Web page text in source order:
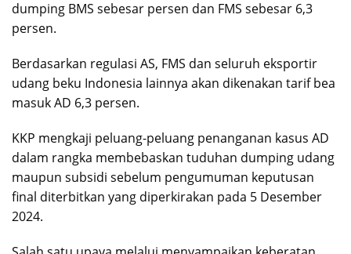
dumping BMS sebesar persen dan FMS sebesar 6,3
persen.
Berdasarkan regulasi AS, FMS dan seluruh eksportir
udang beku Indonesia lainnya akan dikenakan tarif bea
masuk AD 6,3 persen.
KKP mengkaji peluang-peluang penanganan kasus AD
dalam rangka membebaskan tuduhan dumping udang
maupun subsidi sebelum pengumuman keputusan
final diterbitkan yang diperkirakan pada 5 Desember
2024.